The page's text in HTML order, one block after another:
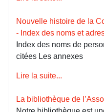
Nouvelle histoire de la
- Index des noms et
Index des noms de
citées Les annexes
Lire la suite...
La bibliothèque de